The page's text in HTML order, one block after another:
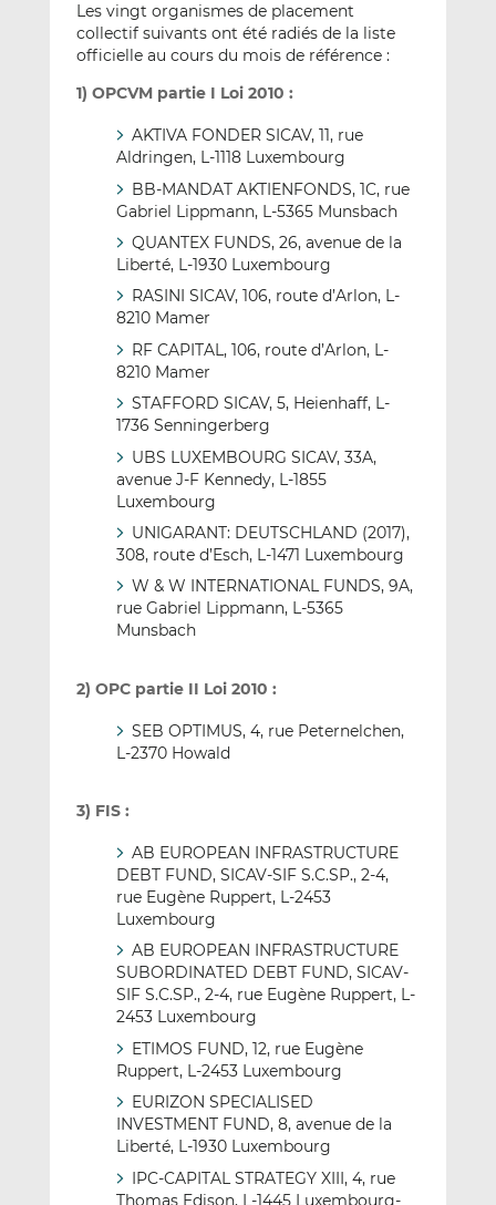
Les vingt organismes de placement
collectif suivants ont été radiés de la liste
officielle au cours du mois de référence :
1) OPCVM partie I Loi 2010 :
AKTIVA FONDER SICAV, 11, rue
Aldringen, L-1118 Luxembourg
BB-MANDAT AKTIENFONDS, 1C, rue
Gabriel Lippmann, L-5365 Munsbach
QUANTEX FUNDS, 26, avenue de la
Liberté, L-1930 Luxembourg
RASINI SICAV, 106, route d’Arlon, L-
8210 Mamer
RF CAPITAL, 106, route d’Arlon, L-
8210 Mamer
STAFFORD SICAV, 5, Heienhaff, L-
1736 Senningerberg
UBS LUXEMBOURG SICAV, 33A,
avenue J-F Kennedy, L-1855
Luxembourg
UNIGARANT: DEUTSCHLAND (2017),
308, route d’Esch, L-1471 Luxembourg
W & W INTERNATIONAL FUNDS, 9A,
rue Gabriel Lippmann, L-5365
Munsbach
2) OPC partie II Loi 2010 :
SEB OPTIMUS, 4, rue Peternelchen,
L-2370 Howald
3) FIS :
AB EUROPEAN INFRASTRUCTURE
DEBT FUND, SICAV-SIF S.C.SP., 2-4,
rue Eugène Ruppert, L-2453
Luxembourg
AB EUROPEAN INFRASTRUCTURE
SUBORDINATED DEBT FUND, SICAV-
SIF S.C.SP., 2-4, rue Eugène Ruppert, L-
2453 Luxembourg
ETIMOS FUND, 12, rue Eugène
Ruppert, L-2453 Luxembourg
EURIZON SPECIALISED
INVESTMENT FUND, 8, avenue de la
Liberté, L-1930 Luxembourg
IPC-CAPITAL STRATEGY XIII, 4, rue
Thomas Edison, L-1445 Luxembourg-